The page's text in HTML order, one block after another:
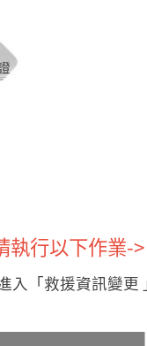
執行以下作業->
入 「救援資訊變更